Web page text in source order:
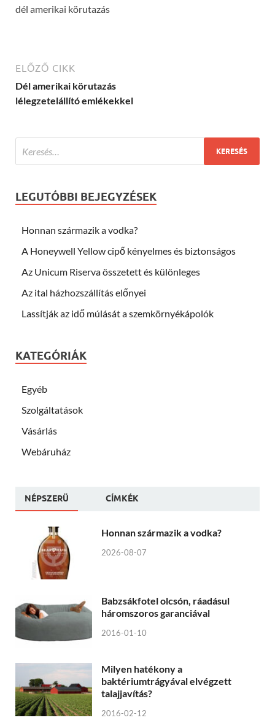
dél amerikai körutazás
ELŐZŐ CIKK
Dél amerikai körutazás
lélegzetelállító emlékekkel
LEGUTÓBBI BEJEGYZÉSEK
Honnan származik a vodka?
A Honeywell Yellow cipő kényelmes és biztonságos
Az Unicum Riserva összetett és különleges
Az ital házhozszállítás előnyei
Lassítják az idő múlását a szemkörnyékápolók
KATEGÓRIÁK
Egyéb
Szolgáltatások
Vásárlás
Webáruház
NÉPSZERÜ CÍMKÉK
Honnan származik a vodka?
2026-08-07
Babzsákfotel olcsón, ráadásul
háromszoros garanciával
2016-01-10
Milyen hatékony a
baktériumtrágyával elvégzett
talajjavítás?
2016-02-12